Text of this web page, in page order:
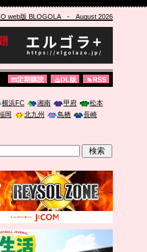
web版 BLOGOLA- August 2026
定期購読 DL版 RSS
横浜FC 湘南 甲府
松本
岡 北九州 鳥栖
長崎